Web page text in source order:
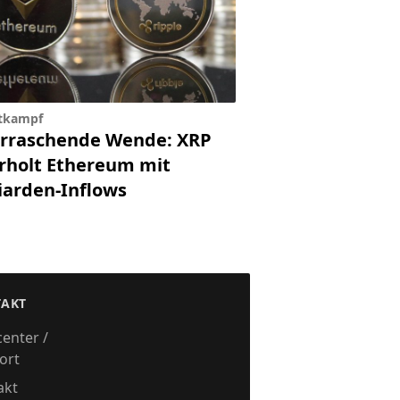
Wende: XRP
Ethereum mit
Inflows
/